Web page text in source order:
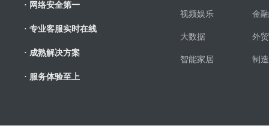
· 网络安全第一
· 专业客服实时在线
· 成熟解决方案
· 服务体验至上
视频娱乐 金
大数据 外
智能家居 制